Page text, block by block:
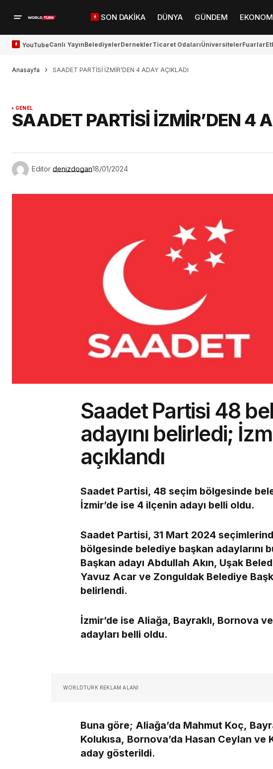
SON DAKİKA DÜNYA GÜNDEM
YouTubeCanlı YayınBelediyelerDerneklerTicaret OdalarıÜniversitelerFuarlar
Anasayfa SAADET PARTİSİ İZMİR’DEN 4 ADAY AÇIKLADI
GENEL
SAADET PARTİSİ İZMİR’DEN 4
Editör denizdogan18/01/2024
Saadet Partisi 48
adayını belirledi;
açıklandı
Saadet Partisi, 48 seçim bölgesinde
İzmir’de ise 4 ilçenin adayı belli oldu.
Saadet Partisi, 31 Mart 2024
bölgesinde belediye başkan adaylarını
Başkan adayı Abdullah Akın, Uşak
Yavuz Acar ve Zonguldak Belediye
belirlendi.
İzmir’de ise Aliağa, Bayraklı, Bornova
adayları belli oldu.
WORLDTURK REKLAM ALANI
Buna göre; Aliağa’da Mahmut Koç,
Kolukısa, Bornova’da Hasan Ceylan ve
aday gösterildi.